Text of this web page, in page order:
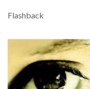
Flashback